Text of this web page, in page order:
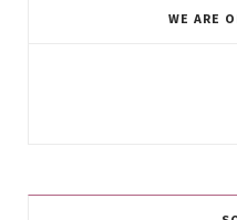
WE ARE